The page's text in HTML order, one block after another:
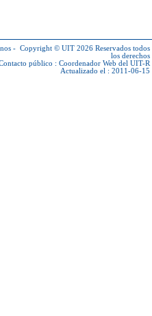
- Copyright © UIT 2026 Reservados todos
los derechos
público : Coordenador Web del UIT-R
Actualizado el : 2011-06-15